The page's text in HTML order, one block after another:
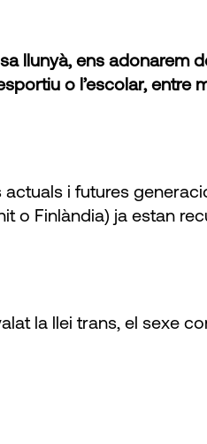
llunyà, ens adonarem
o l’escolar, entre
i futures
o Finlàndia) ja estan
la llei trans, el sexe